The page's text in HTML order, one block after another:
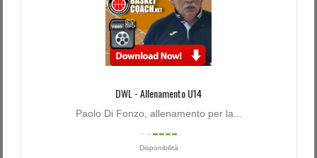
DWL - Allenamento U14
Paolo Di Fonzo, allenamento per la...
Disponibilità